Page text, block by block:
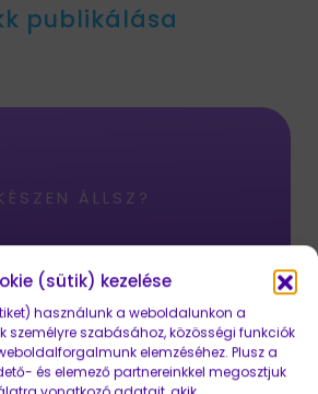
(sütik) kezelése
használunk a weboldalunkon a
személyre szabásához, közösségi funkciók
elemzéséhez. Plusz a
és elemező partnereinkkel megosztjuk
publikálása
ÁLLSZ?
is az